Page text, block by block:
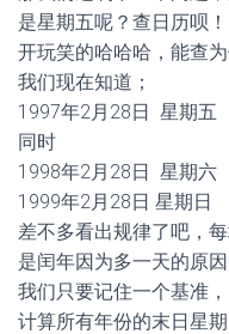
是星期五呢？查日历呗！
开玩笑的哈哈哈，能查
我们现在知道；
1997年2月28日 星期五
同时
1998年2月28日 星期六
1999年2月28日 星期日
差不多看出规律了吧，
是闰年因为多一天的原因
我们只要记住一个基准
计算所有年份的末日星期